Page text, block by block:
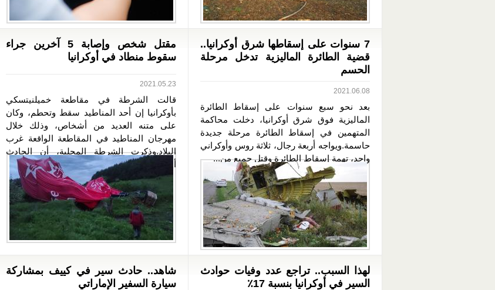
7 سنوات على إسقاطها شرق أوكرانيا..
قضية الطائرة الماليزية تدخل مرحلة
الحسم
2021.06.08
بعد نحو سبع سنوات على إسقاط الطائرة
الماليزية فوق شرق أوكرانيا، دخلت محاكمة
المتهمين في إسقاط الطائرة مرحلة جديدة
حاسمة.ويواجه أربعة رجال، ثلاثة روس وأوكراني
واحد، تهمة إسقاط الطائرة وقتل جميع من...
مقتل شخص وإصابة 5 آخرين جراء
سقوط منطاد في أوكرانيا
2021.05.23
قالت الشرطة في مقاطعة خميلنيتسكي
بأوكرانيا إن أحد المناطيد سقط وتحطم، وكان
على متنه العديد من أشخاص، وذلك خلال
مهرجان المناطيد في المقاطعة الواقعة غرب
البلاد.وذكرت الشرطة المحلية، أن الحادث
أسفر عن...
لهذا السبب.. تراجع عدد وفيات حوادث
السير في أوكرانيا بنسبة 17٪
شاهد.. حادث سير في كييف بمشاركة
سيارة السفير الإماراتي